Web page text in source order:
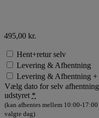
495,00 kr.
Hent+retur selv
Levering & Afhentning
Levering & Afhentning
Vælg dato for selv
udstyret *
(kan afhentes mellem 10:00-17:00
valgte dag)